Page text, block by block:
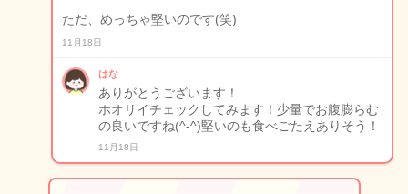
ただ、めっちゃ堅いのです(笑)
11月18日
はな
ありがとうございます！
ホオリイチェックしてみます！少量でお腹膨らむ
の良いですね(^-^)堅いのも食べごたえありそう！
11月18日